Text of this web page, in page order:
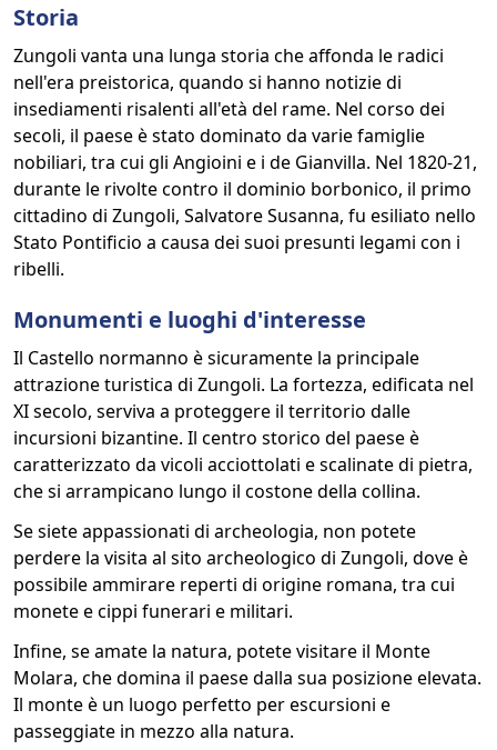
Storia
Zungoli vanta una lunga storia che affonda le radici
nell'era preistorica, quando si hanno notizie di
insediamenti risalenti all'età del rame. Nel corso dei
secoli, il paese è stato dominato da varie famiglie
nobiliari, tra cui gli Angioini e i de Gianvilla. Nel 1820-21,
durante le rivolte contro il dominio borbonico, il primo
cittadino di Zungoli, Salvatore Susanna, fu esiliato nello
Stato Pontificio a causa dei suoi presunti legami con i
ribelli.
Monumenti e luoghi d'interesse
Il Castello normanno è sicuramente la principale
attrazione turistica di Zungoli. La fortezza, edificata nel
XI secolo, serviva a proteggere il territorio dalle
incursioni bizantine. Il centro storico del paese è
caratterizzato da vicoli acciottolati e scalinate di pietra,
che si arrampicano lungo il costone della collina.
Se siete appassionati di archeologia, non potete
perdere la visita al sito archeologico di Zungoli, dove è
possibile ammirare reperti di origine romana, tra cui
monete e cippi funerari e militari.
Infine, se amate la natura, potete visitare il Monte
Molara, che domina il paese dalla sua posizione elevata.
Il monte è un luogo perfetto per escursioni e
passeggiate in mezzo alla natura.